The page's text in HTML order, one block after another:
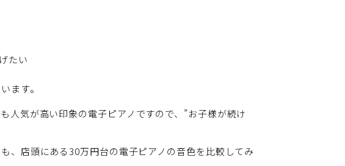
たい
ます。
人気が高い印象の電子ピアノですので、”お子様が続け
、店頭にある30万円台の電子ピアノの音色を比較してみ